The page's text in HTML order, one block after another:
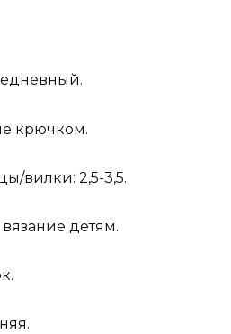
крючком.
вилки: 2,5-3,5.
детям.